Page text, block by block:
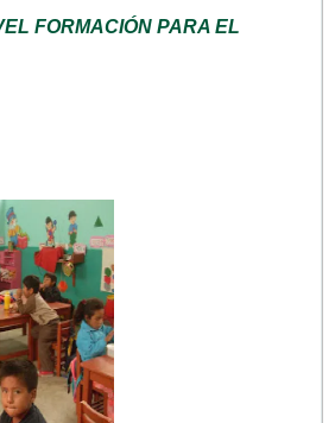
FORMACIÓN PARA EL